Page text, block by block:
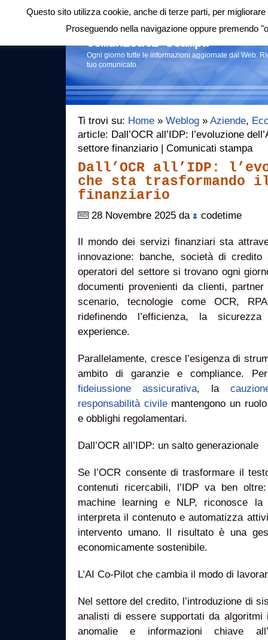
Login|RSS |
Comunicati stampa
Ogni giorno tutte le informazioni aggiornate dal Web.
tuo comunicato.
Ti trovi su: Home » Weblog » Aziende,
article: Dall’OCR all’IDP: l’evoluzione
settore finanziario | Comunicati stampa
Dall’OCR all’IDP:
che sta trasformando
finanziario
28 Novembre 2025 da codetime
Il mondo dei servizi finanziari sta
innovazione: banche, società di
operatori del settore si trovano ogni
documenti provenienti da clienti,
scenario, tecnologie come OCR,
ridefinendo l’efficienza, la
experience.
Parallelamente, cresce l’esigenza di
ambito di garanzie e compliance.
fideiussione assicurativa, la
responsabilità civilemantengono un
e obblighi regolamentari.
Dall’OCR all’IDP: un salto generazionale
Se l’OCR consente di trasformare il
contenuti ricercabili, l’IDP va ben
machine learning e NLP, riconosce
interpreta il contenuto e automatizza
intervento umano. Il risultato è una
economicamente sostenibile.
L’AI Co-Pilot che cambia il modo di
Nel settore del credito, l’introduzione di
analisti di essere supportati da
anomalie e informazioni chiave
Questo sito utilizza cookie, anche di terze parti, per
Proseguendo nella navigazione oppure premendo